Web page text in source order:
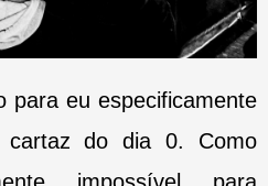
para eu especificamente
do dia 0. Como
impossível para